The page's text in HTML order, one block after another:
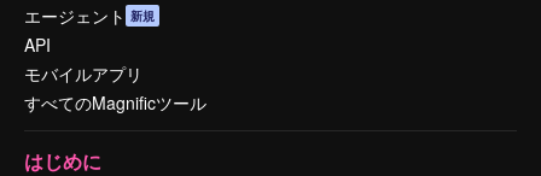
エージェント 新規
API
モバイルアプリ
すべてのMagnificツール
はじめに